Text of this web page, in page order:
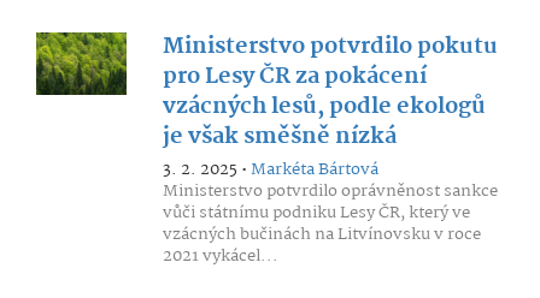
Ministerstvo potvrdilo pokutu
pro Lesy ČR za pokácení
vzácných lesů, podle ekologů
je však směšně nízká
3. 2. 2025 •Markéta Bártová
Ministerstvo potvrdilo oprávněnost sankce
vůči státnímu podniku Lesy ČR, který ve
vzácných bučinách na Litvínovsku v roce
2021 vykácel...